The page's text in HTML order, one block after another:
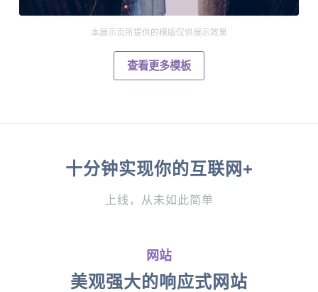
本展示页所提供的模版仅供展示效果
查看更多模板
十分钟实现你的互联网+
上线，从未如此简单
网站
美观强大的响应式网站